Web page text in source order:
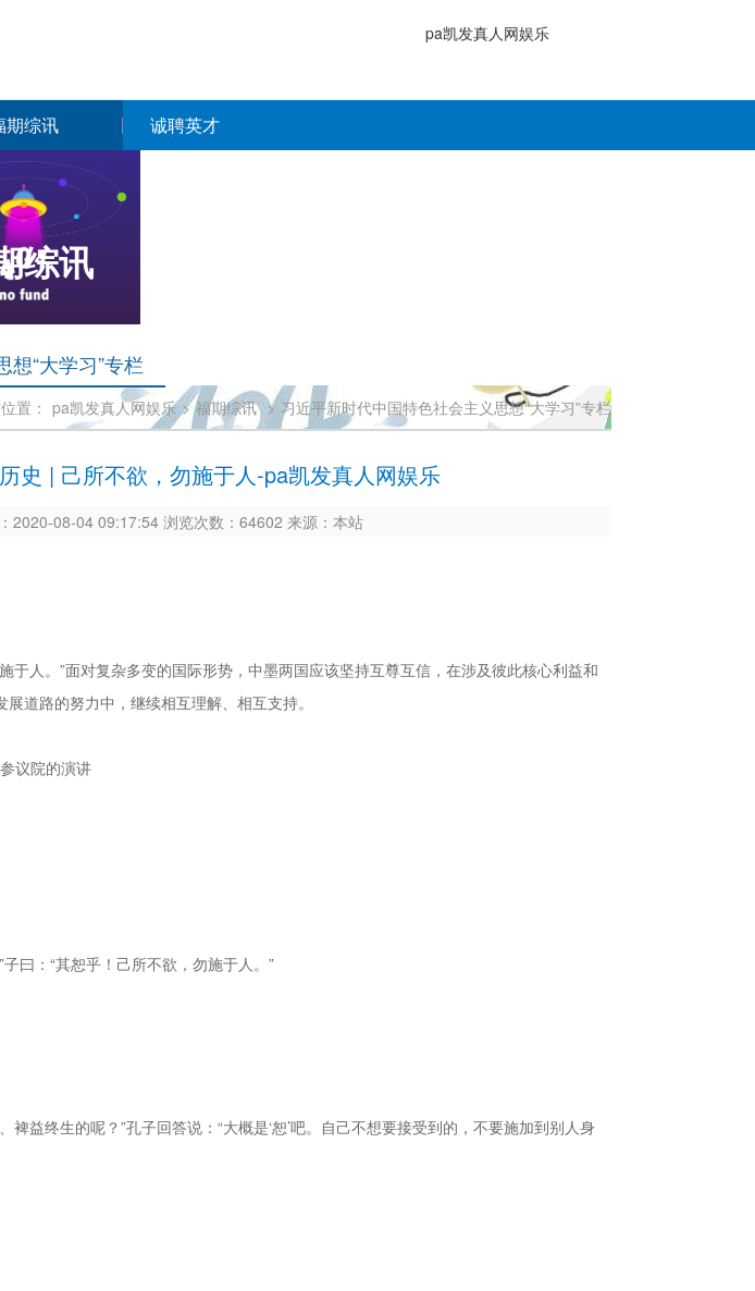
pa凯发真人网娱乐
期综讯 诚聘英才
综讯
“大学习”专栏
置： pa凯发真人网娱乐 > 福期综讯 > 习近平新时代中国特色社会主义思想“大学习”专栏
史 | 己所不欲，勿施于人-pa凯发真人网娱乐
2020-08-04 09:17:54 浏览次数：64602 来源：本站
于人。”面对复杂多变的国际形势，中墨两国应该坚持互尊互信，在涉及彼此核心利益和
道路的努力中，继续相互理解、相互支持。
议院的演讲
曰：“其恕乎！己所不欲，勿施于人。”
益终生的呢？”孔子回答说：“大概是‘恕’吧。自己不想要接受到的，不要施加到别人身